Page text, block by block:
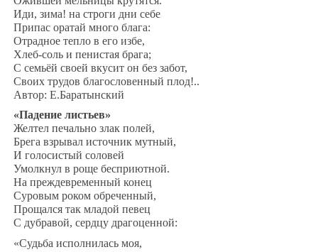
Иди, зима! на строги дни себе
‎Припас оратай много блага:
Отрадное тепло в его избе,
‎Хлеб-соль и пенистая брага;
С семьёй своей вкусит он без забот,
Своих трудов благословенный плод!..
Автор: Е.Баратынский
«Падение листьев»
Желтел печально злак полей,
Брега взрывал источник мутный,
И голосистый соловей
Умолкнул в роще бесприютной.
На преждевременный конец
Суровым роком обреченный,
Прощался так младой певец
С дубравой, сердцу драгоценной:
«Судьба исполнилась моя,